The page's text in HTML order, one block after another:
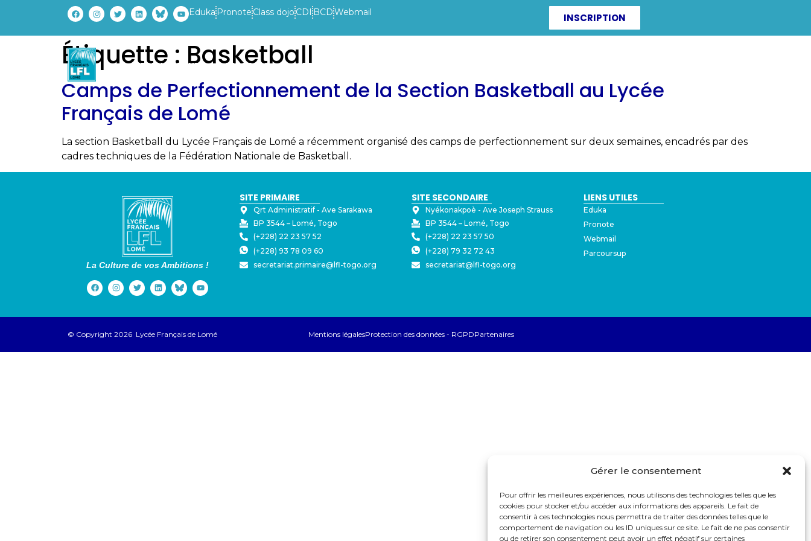
Gérer le consentement
Pour offrir les meilleures expériences, nous utilisons des technologies telles que les
cookies pour stocker et/ou accéder aux informations des appareils. Le fait de
consentir à ces technologies nous permettra de traiter des données telles que le
comportement de navigation ou les ID uniques sur ce site. Le fait de ne pas consentir
ou de retirer son consentement peut avoir un effet négatif sur certaines
Eduka Pronote Class dojo CDI BCDWebmail INSCRIPTION
ETABLISSEMENT PARCOURS VIE DE L’ETABLISSEMENT
Étiquette : Basketball
Camps de Perfectionnement de la Section Basketball au Lycée
Français de Lomé
La section Basketball du Lycée Français de Lomé a récemment organisé des camps de perfectionnement sur deux semaines, encadrés par des
cadres techniques de la Fédération Nationale de Basketball.
La Culture de vos Ambitions !
SITE PRIMAIRE
Qrt Administratif - ⁠Ave Sarakawa
BP 3544 – Lomé, Togo
(+228) 22 23 57 52
(+228) 93 78 09 60
secretariat.primaire@lfl-togo.org
SITE SECONDAIRE
Nyékonakpoè - ⁠Ave Joseph Strauss
BP 3544 – Lomé, Togo
(+228) 22 23 57 50
(+228) 79 32 72 43
secretariat@lfl-togo.org
LIENS UTILES
Eduka
Pronote
Webmail
Parcoursup
© Copyright 2026 Lycée Français de Lomé Mentions légalesProtection des données - RGPDPartenaires